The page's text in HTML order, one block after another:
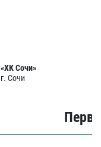
«ХК Сочи»
г. Сочи